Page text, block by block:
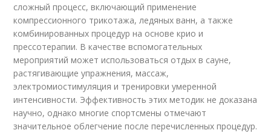
сложный процесс, включающий применение
компрессионного трикотажа, ледяных ванн, а также
комбинированных процедур на основе крио и
прессотерапии. В качестве вспомогательных
мероприятий может использоваться отдых в сауне,
растягивающие упражнения, массаж,
электромиостимуляция и тренировки умеренной
интенсивности. Эффективность этих методик не доказана
научно, однако многие спортсмены отмечают
значительное облегчение после перечисленных процедур.